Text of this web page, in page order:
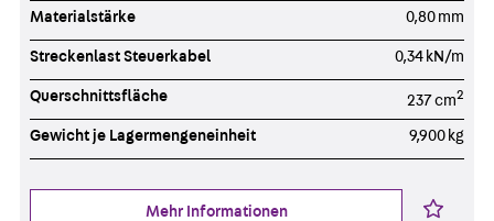
Materialstärke 0,80 mm
Streckenlast Steuerkabel 0,34 kN/m
Querschnittsfläche 237 cm2
Gewicht je Lagermengeneinheit 9,900 kg
Mehr Informationen